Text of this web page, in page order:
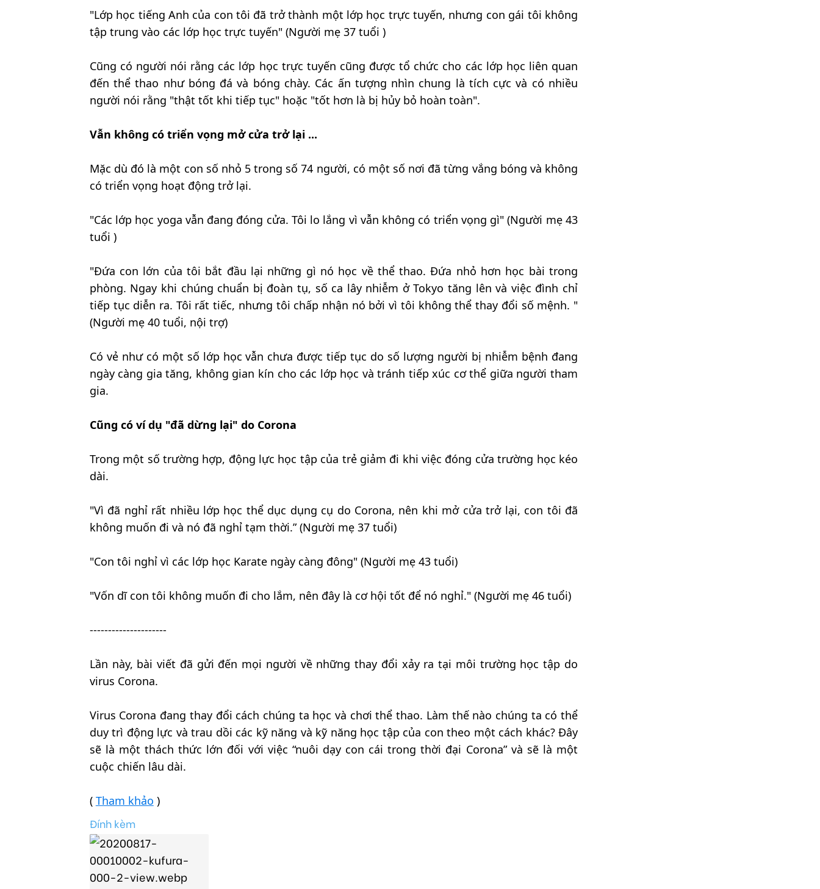
"Lớp học tiếng Anh của con tôi đã trở thành một lớp học trực tuyến, nhưng con gái tôi không
tập trung vào các lớp học trực tuyến" (Người mẹ 37 tuổi )
Cũng có người nói rằng các lớp học trực tuyến cũng được tổ chức cho các lớp học liên quan
đến thể thao như bóng đá và bóng chày. Các ấn tượng nhìn chung là tích cực và có nhiều
người nói rằng "thật tốt khi tiếp tục" hoặc "tốt hơn là bị hủy bỏ hoàn toàn".
Vẫn không có triển vọng mở cửa trở lại ...
Mặc dù đó là một con số nhỏ 5 trong số 74 người, có một số nơi đã từng vắng bóng và không
có triển vọng hoạt động trở lại.
"Các lớp học yoga vẫn đang đóng cửa. Tôi lo lắng vì vẫn không có triển vọng gì" (Người mẹ 43
tuổi )
"Đứa con lớn của tôi bắt đầu lại những gì nó học về thể thao. Đứa nhỏ hơn học bài trong
phòng. Ngay khi chúng chuẩn bị đoàn tụ, số ca lây nhiễm ở Tokyo tăng lên và việc đình chỉ
tiếp tục diễn ra. Tôi rất tiếc, nhưng tôi chấp nhận nó bởi vì tôi không thể thay đổi số mệnh. "
(Người mẹ 40 tuổi, nội trợ)
Có vẻ như có một số lớp học vẫn chưa được tiếp tục do số lượng người bị nhiễm bệnh đang
ngày càng gia tăng, không gian kín cho các lớp học và tránh tiếp xúc cơ thể giữa người tham
gia.
Cũng có ví dụ "đã dừng lại" do Corona
Trong một số trường hợp, động lực học tập của trẻ giảm đi khi việc đóng cửa trường học kéo
dài.
"Vì đã nghỉ rất nhiều lớp học thể dục dụng cụ do Corona, nên khi mở cửa trở lại, con tôi đã
không muốn đi và nó đã nghỉ tạm thời.” (Người mẹ 37 tuổi)
"Con tôi nghỉ vì các lớp học Karate ngày càng đông" (Người mẹ 43 tuổi)
"Vốn dĩ con tôi không muốn đi cho lắm, nên đây là cơ hội tốt để nó nghỉ." (Người mẹ 46 tuổi)
---------------------
Lần này, bài viết đã gửi đến mọi người về những thay đổi xảy ra tại môi trường học tập do
virus Corona.
Virus Corona đang thay đổi cách chúng ta học và chơi thể thao. Làm thế nào chúng ta có thể
duy trì động lực và trau dồi các kỹ năng và kỹ năng học tập của con theo một cách khác? Đây
sẽ là một thách thức lớn đối với việc “nuôi dạy con cái trong thời đại Corona” và sẽ là một
cuộc chiến lâu dài.
( Tham khảo )
Đính kèm